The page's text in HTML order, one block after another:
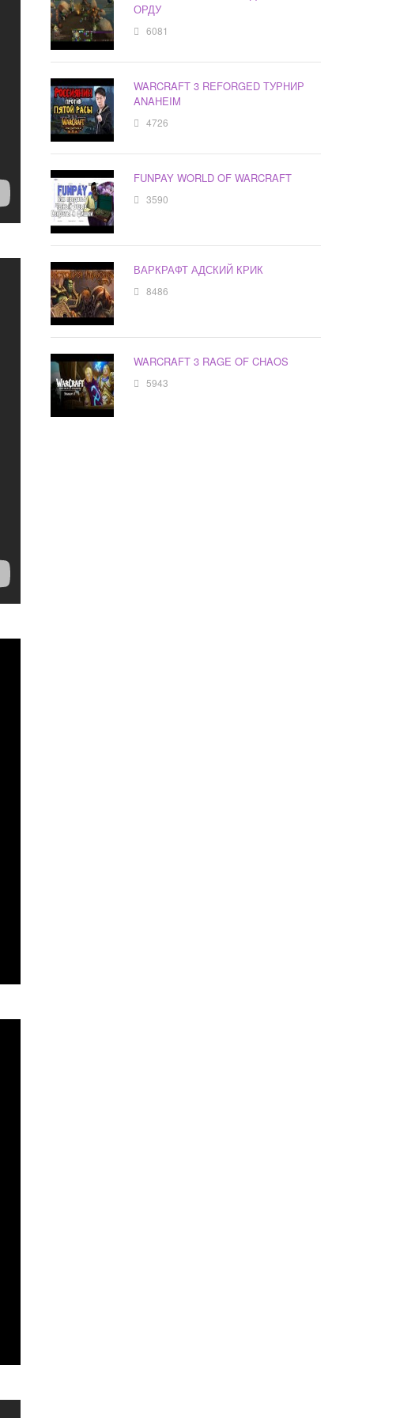
ОРДУ
6081
WARCRAFT 3 REFORGED ТУРНИР
ANAHEIM
4726
FUNPAY WORLD OF WARCRAFT
3590
ВАРКРАФТ АДСКИЙ КРИК
8486
WARCRAFT 3 RAGE OF CHAOS
5943